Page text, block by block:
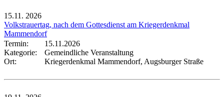
15.11. 2026
Volkstrauertag, nach dem Gottesdienst am Kriegerdenkmal
Mammendorf
Termin:
15.11.2026
Kategorie:
Gemeindliche Veranstaltung
Ort:
Kriegerdenkmal Mammendorf, Augsburger Straße